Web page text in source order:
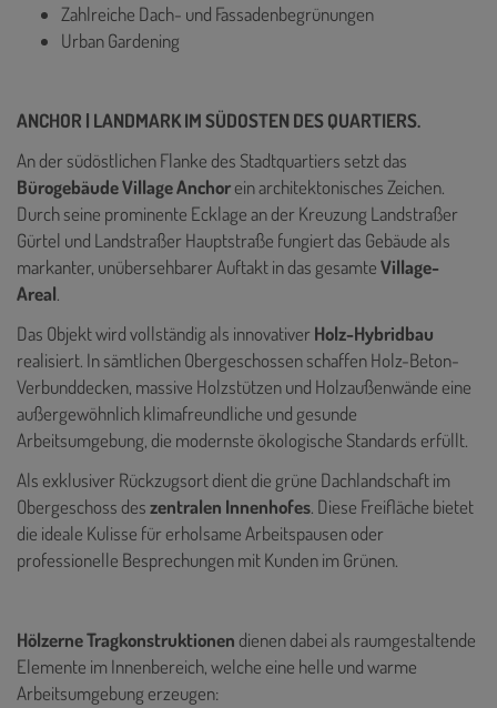
Zahlreiche Dach- und Fassadenbegrünungen
Urban Gardening
ANCHOR | LANDMARK IM SÜDOSTEN DES QUARTIERS.
An der südöstlichen Flanke des Stadtquartiers setzt das
Bürogebäude Village Anchorein architektonisches Zeichen.
Durch seine prominente Ecklage an der Kreuzung Landstraßer
Gürtel und Landstraßer Hauptstraße fungiert das Gebäude als
markanter, unübersehbarer Auftakt in das gesamteVillage-
Areal.
Das Objekt wird vollständig als innovativerHolz-Hybridbau
realisiert. In sämtlichen Obergeschossen schaffen Holz-Beton-
Verbunddecken, massive Holzstützen und Holzaußenwände eine
außergewöhnlich klimafreundliche und gesunde
Arbeitsumgebung, die modernste ökologische Standards erfüllt.
Als exklusiver Rückzugsort dient die grüne Dachlandschaft im
Obergeschoss deszentralen Innenhofes. Diese Freifläche bietet
die ideale Kulisse für erholsame Arbeitspausen oder
professionelle Besprechungen mit Kunden im Grünen.
Hölzerne Tragkonstruktionen dienen dabei als raumgestaltende
Elemente im Innenbereich, welche eine helle und warme
Arbeitsumgebung erzeugen: